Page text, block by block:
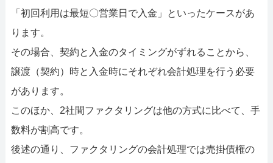
「初回利用は最短〇営業日で入金」といったケースがあ
ります。
その場合、契約と入金のタイミングがずれることから、
譲渡（契約）時と入金時にそれぞれ会計処理を行う必要
があります。
このほか、2社間ファクタリングは他の方式に比べて、手
数料が割高です。
後述の通り、ファクタリングの会計処理では売掛債権の